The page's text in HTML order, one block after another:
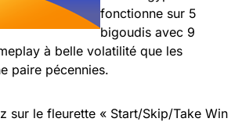
fonctionne sur 5
bigoudis avec 9
à belle volatilité que les
paire pécennies.
sur le fleurette « Start/Skip/Take Win